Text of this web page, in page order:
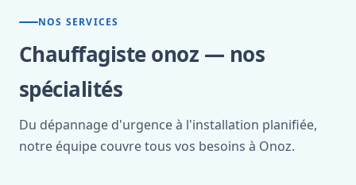
NOS SERVICES
Chauffagiste onoz — nos
spécialités
Du dépannage d'urgence à l'installation planifiée,
notre équipe couvre tous vos besoins à Onoz.